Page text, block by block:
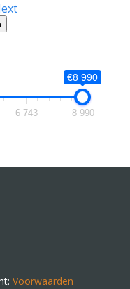
€8 990
6 743 8 990
Voorwaarden